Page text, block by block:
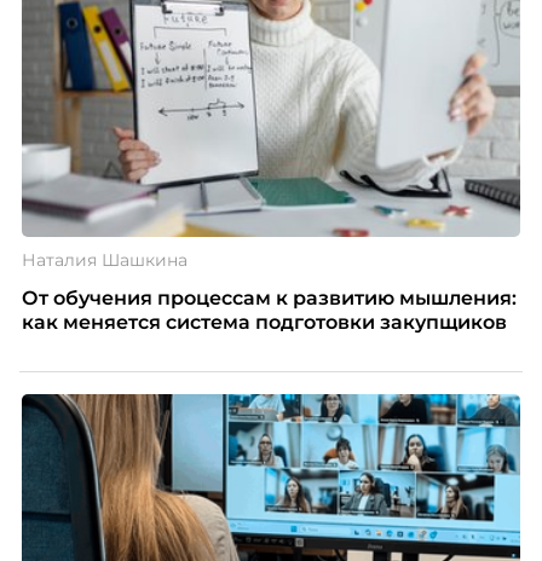
Наталия Шашкина
От обучения процессам к развитию мышления:
как меняется система подготовки закупщиков